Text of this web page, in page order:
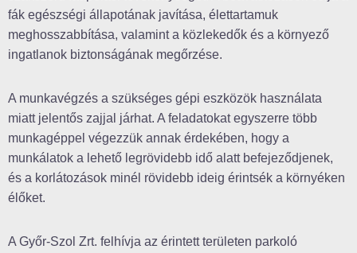
fák egészségi állapotának javítása, élettartamuk
meghosszabbítása, valamint a közlekedők és a környező
ingatlanok biztonságának megőrzése.
A munkavégzés a szükséges gépi eszközök használata
miatt jelentős zajjal járhat. A feladatokat egyszerre több
munkagéppel végezzük annak érdekében, hogy a
munkálatok a lehető legrövidebb idő alatt befejeződjenek,
és a korlátozások minél rövidebb ideig érintsék a környéken
élőket.
A Győr-Szol Zrt. felhívja az érintett területen parkoló